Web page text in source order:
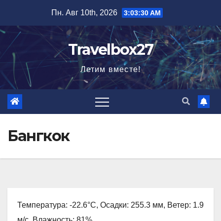
содержимому
Пн. Авг 10th, 2026 3:03:31 AM
Travelbox27
Летим вместе!
Бангкок
Температура: -22.6°C, Осадки: 255.3 мм, Ветер: 1.9